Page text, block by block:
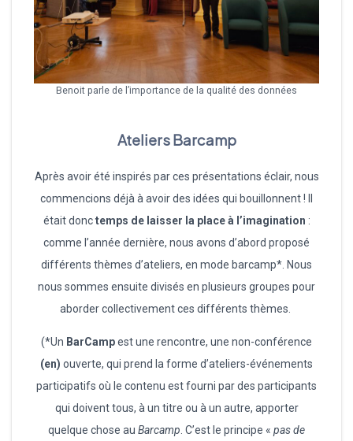
Benoit parle de l’importance de la qualité des données
Ateliers Barcamp
Après avoir été inspirés par ces présentations éclair, nous
commencions déjà à avoir des idées qui bouillonnent ! Il
était donctemps de laisser la place à l’imagination :
comme l’année dernière, nous avons d’abord proposé
différents thèmes d’ateliers, en mode barcamp*. Nous
nous sommes ensuite divisés en plusieurs groupes pour
aborder collectivement ces différents thèmes.
(*Un BarCampest une rencontre, une non-conférence
(en) ouverte, qui prend la forme d’ateliers-événements
participatifs où le contenu est fourni par des participants
qui doivent tous, à un titre ou à un autre, apporter
quelque chose au Barcamp . C’est le principe « pas de